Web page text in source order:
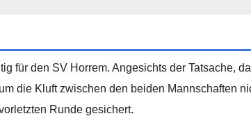
für den SV Horrem. Angesichts der Tatsache,
die Kluft zwischen den beiden Mannschaften
Runde gesichert.